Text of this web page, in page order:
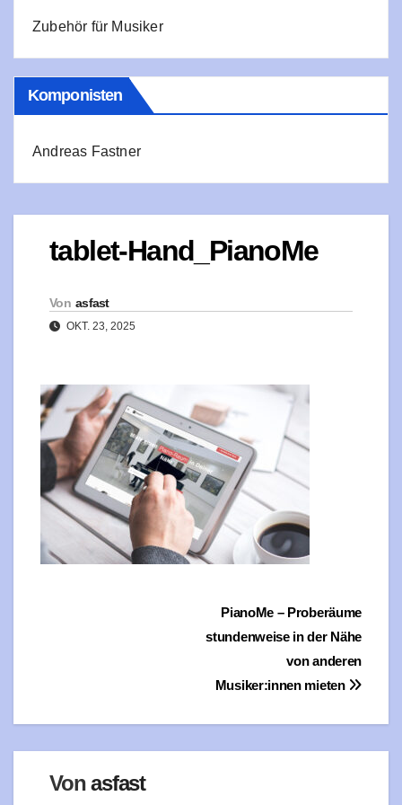
Zubehör für Musiker
Komponisten
Andreas Fastner
tablet-Hand_PianoMe
Von asfast
OKT. 23, 2025
BeitragsnavigationPianoMe – Proberäume
stundenweise in der Nähe
von anderen
Musiker:innen mieten
Vonasfast